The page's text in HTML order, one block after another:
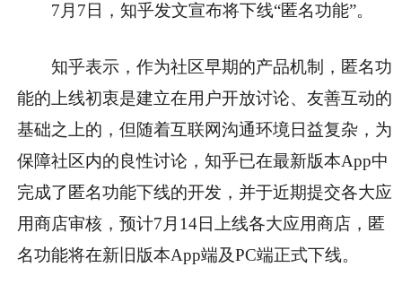
7月7日，知乎发文宣布将下线“匿名功能”。
知乎表示，作为社区早期的产品机制，匿名功
能的上线初衷是建立在用户开放讨论、友善互动的
基础之上的，但随着互联网沟通环境日益复杂，为
保障社区内的良性讨论，知乎已在最新版本App中
完成了匿名功能下线的开发，并于近期提交各大应
用商店审核，预计7月14日上线各大应用商店，匿
名功能将在新旧版本App端及PC端正式下线。